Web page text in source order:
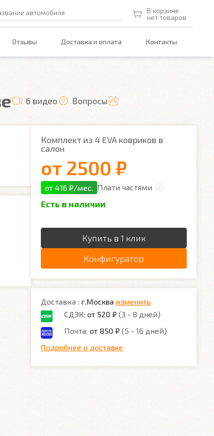
автомобиля
В корзине
нет товаров
Отзывы Доставка и оплата Контакты
6 видео Вопросы
Комплект из 4 EVA ковриков в
салон
от 2500 ₽
от 416 ₽/мес. Плати частями
Есть в наличии
Купить в 1 клик
Конфигуратор
Доставка : г.Москва изменить
СДЭК: от 520 ₽ (3 - 8 дней)
Почта: от 850 ₽ (5 - 16 дней)
Подробнее о доставке